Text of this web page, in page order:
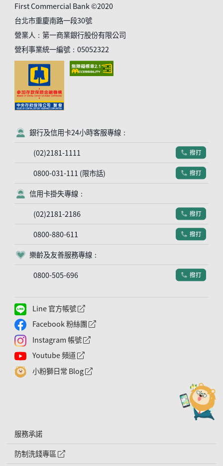
First Commercial Bank ©2020
台北市重慶南路一段30號
營業人：第一商業銀行股份有限公司
營利事業統一編號：05052322
客服符號
銀行及信用卡24小時客服專線：
(02)2181-1111
電話符號
撥打
0800-031-111 (限市話) 電話符號
撥打
客服符號
信用卡掛失專線：
(02)2181-2186
電話符號
撥打
0800-880-611 電話符號
撥打
客服符號
樂齡及友善服務專線：
0800-505-696
電話符號
撥打
Line 官方帳號 外網連結符號
Facebook 粉絲團 外網連結符號
Instagram 帳號 外網連結符號
Youtube 頻道 外網連結符號
小粉獅日常 Blog 外網連結符號
服務承諾
防制洗錢專區
外網連結符號